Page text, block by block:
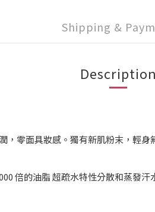
Shipping &
Description
零面具妝感。獨有新肌粉末，輕
倍的油脂 超疏水特性分散和蒸發